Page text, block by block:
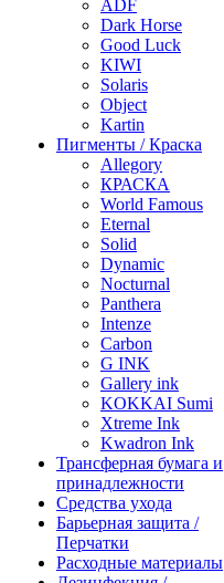
ADF
Dark Horse
Good Luck
KIWI
Solaris
Object
Kartin
Пигменты / Краска
Allegory
КРАСКА
World Famous
Eternal
Solid
Dynamic
Nocturnal
Panthera
Intenze
Carbon
G INK
Gallery ink
KOKKAI Sumi
Xtreme Ink
Kwadron Ink
Трансферная бумага и
принадлежности
Средства ухода
Барьерная защита /
Перчатки
Расходные материалы